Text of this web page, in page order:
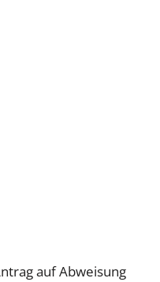
auf Abweisung